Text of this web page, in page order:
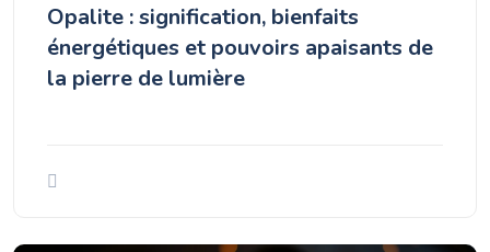
Opalite : signification, bienfaits
énergétiques et pouvoirs apaisants de
la pierre de lumière